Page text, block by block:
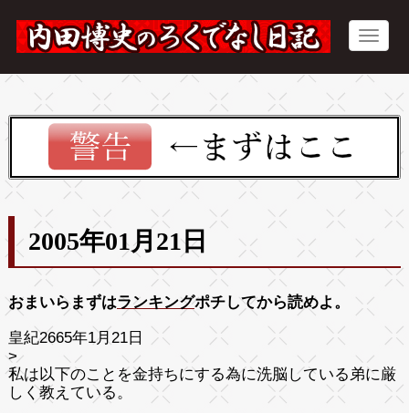
2005年01月21日
おまいらまずはランキングポチしてから読めよ。
皇紀2665年1月21日
>
私は以下のことを金持ちにする為に洗脳している弟に厳
しく教えている。